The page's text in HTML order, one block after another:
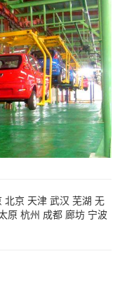
北京 天津 武汉 芜湖 无
原 杭州 成都 廊坊 宁波